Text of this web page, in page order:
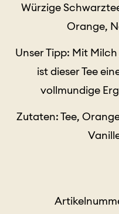
Würzige
Orange,
Unser Tipp: Mit
ist dieser Tee
vollmundige
Zutaten: Tee,